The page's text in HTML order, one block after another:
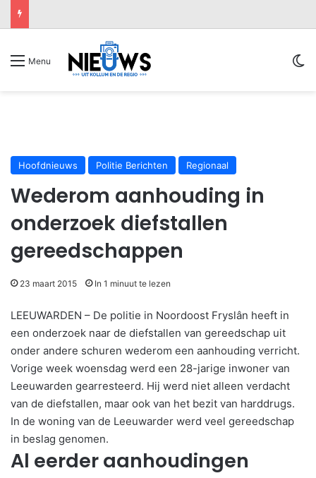
Menu
Hoofdnieuws Politie Berichten Regionaal
Wederom aanhouding in
onderzoek diefstallen
gereedschappen
23 maart 2015 In 1 minuut te lezen
LEEUWARDEN – De politie in Noordoost Fryslân heeft in
een onderzoek naar de diefstallen van gereedschap uit
onder andere schuren wederom een aanhouding verricht.
Vorige week woensdag werd een 28-jarige inwoner van
Leeuwarden gearresteerd. Hij werd niet alleen verdacht
van de diefstallen, maar ook van het bezit van harddrugs.
In de woning van de Leeuwarder werd veel gereedschap
in beslag genomen.
Al eerder aanhoudingen